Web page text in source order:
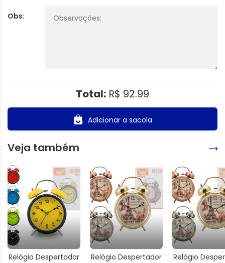
Obs:
Total: R$ 92.99
Adicionar a sacola
Veja também
Relógio Despertador
Relógio Despertador
Relógio